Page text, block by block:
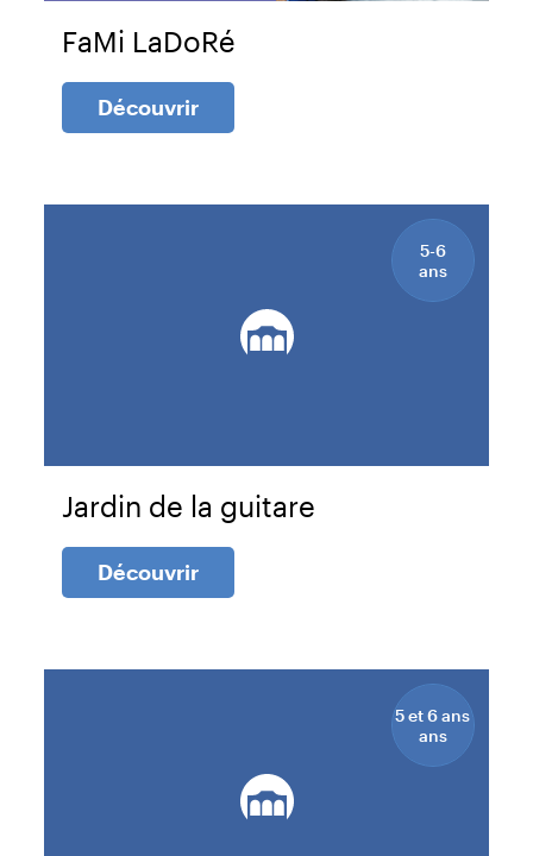
FaMi LaDoRé
Découvrir
5-6
ans
Jardin de la guitare
Découvrir
5 et 6 ans
ans